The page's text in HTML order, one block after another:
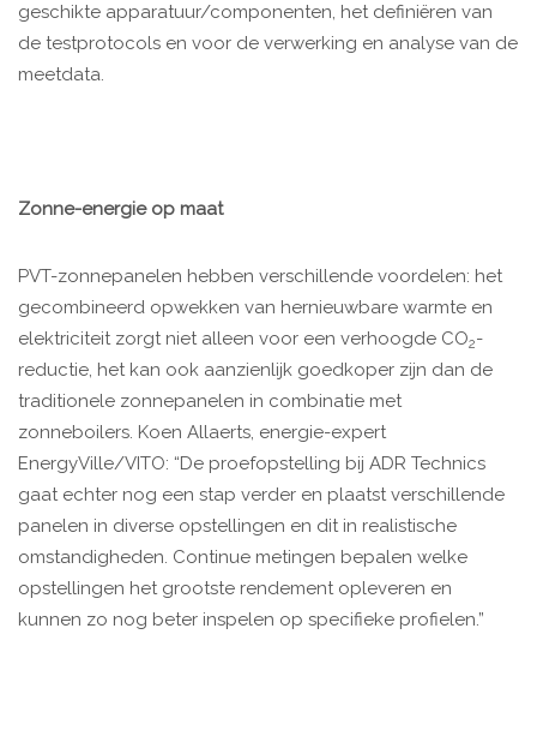
geschikte apparatuur/componenten, het definiëren van
de testprotocols en voor de verwerking en analyse van de
meetdata.
Zonne-energie op maat
PVT-zonnepanelen hebben verschillende voordelen: het
gecombineerd opwekken van hernieuwbare warmte en
elektriciteit zorgt niet alleen voor een verhoogde CO2-
reductie, het kan ook aanzienlijk goedkoper zijn dan de
traditionele zonnepanelen in combinatie met
zonneboilers. Koen Allaerts, energie-expert
EnergyVille/VITO: “De proefopstelling bij ADR Technics
gaat echter nog een stap verder en plaatst verschillende
panelen in diverse opstellingen en dit in realistische
omstandigheden. Continue metingen bepalen welke
opstellingen het grootste rendement opleveren en
kunnen zo nog beter inspelen op specifieke profielen.”